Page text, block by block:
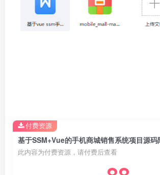
基于SSM+Vue的手机商城销售系统项目源码
此内容为付费资源，请付费后查看
付费资源